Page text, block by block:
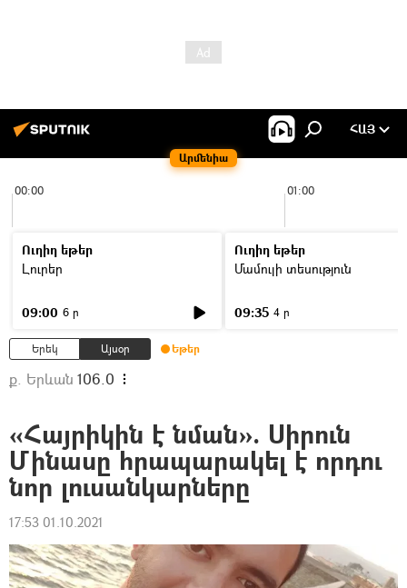
Արմենիա
ՀԱՅ
00:00 01:00
Ուղիղ եթեր
Լուրեր
09:00 6 ր
Ուղիղ եթեր
Մամուլի տեսություն
09:35 4 ր
Երեկ Այսօր Եթեր
ք. Երևան 106.0
«Հայրիկին է նման». Սիրուն
Մինասը հրապարակել է որդու
նոր լուսանկարները
17:53 01.10.2021